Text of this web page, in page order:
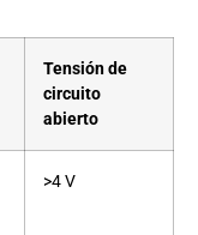
Tensión de
circuito
abierto
>4 V